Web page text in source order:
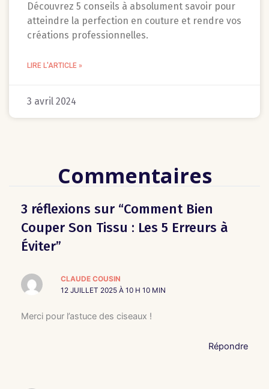
Découvrez 5 conseils à absolument savoir pour
atteindre la perfection en couture et rendre vos
créations professionnelles.
LIRE L'ARTICLE »
3 avril 2024
Commentaires
3 réflexions sur “Comment Bien
Couper Son Tissu : Les 5 Erreurs à
Éviter”
CLAUDE COUSIN
12 JUILLET 2025 À 10 H 10 MIN
Merci pour l’astuce des ciseaux !
Répondre